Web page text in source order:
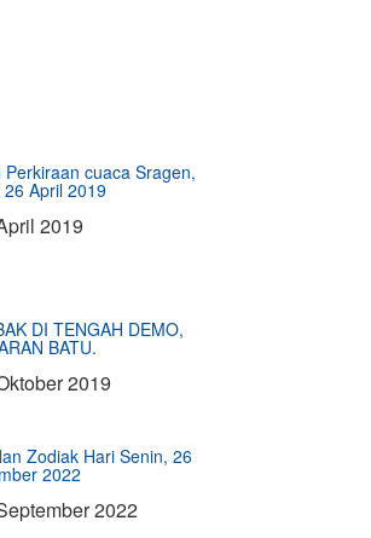
Perkiraan cuaca Sragen,
April 2019
2019
DI TENGAH DEMO,
BATU.
2019
Zodiak Hari Senin, 26
2022
2022